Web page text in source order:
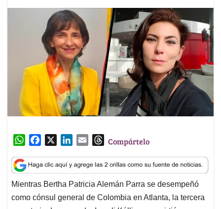
W
a
t
s
A
c
e
b
o
n
k
e
d
a
i
l
T
r
e
a
d
Compártelo
Mientras Bertha Patricia Alemán Parra se desempeñó
como cónsul general de Colombia en Atlanta, la tercera